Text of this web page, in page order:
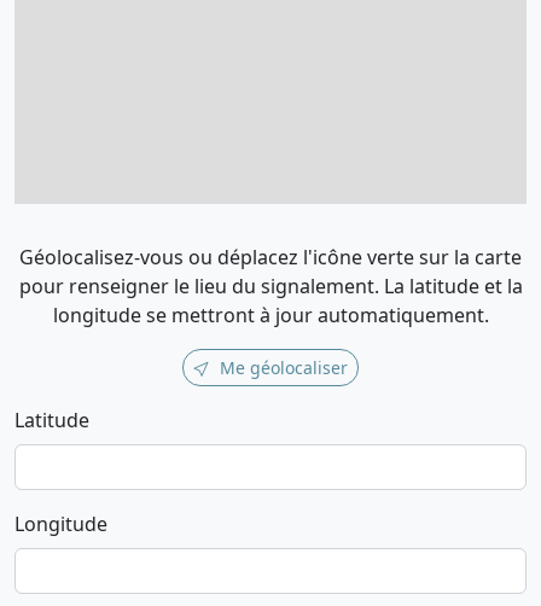
Géolocalisez-vous ou déplacez l'icône verte sur la carte
pour renseigner le lieu du signalement. La latitude et la
longitude se mettront à jour automatiquement.
Me géolocaliser
Latitude
Longitude